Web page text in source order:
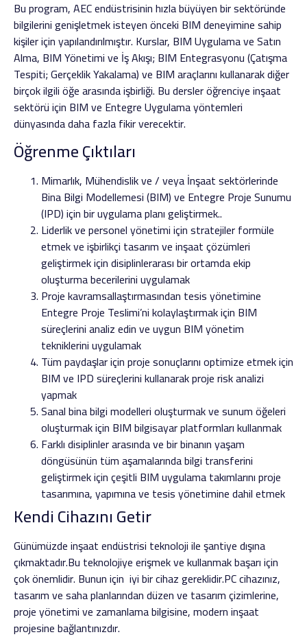
Bu program, AEC endüstrisinin hızla büyüyen bir sektöründe
bilgilerini genişletmek isteyen önceki BIM deneyimine sahip
kişiler için yapılandırılmıştır. Kurslar, BIM Uygulama ve Satın
Alma, BIM Yönetimi ve İş Akışı; BIM Entegrasyonu (Çatışma
Tespiti; Gerçeklik Yakalama) ve BIM araçlarını kullanarak diğer
birçok ilgili öğe arasında işbirliği. Bu dersler öğrenciye inşaat
sektörü için BIM ve Entegre Uygulama yöntemleri
dünyasında daha fazla fikir verecektir.
Öğrenme Çıktıları
Mimarlık, Mühendislik ve / veya İnşaat sektörlerinde
Bina Bilgi Modellemesi (BIM) ve Entegre Proje Sunumu
(IPD) için bir uygulama planı geliştirmek..
Liderlik ve personel yönetimi için stratejiler formüle
etmek ve işbirlikçi tasarım ve inşaat çözümleri
geliştirmek için disiplinlerarası bir ortamda ekip
oluşturma becerilerini uygulamak
Proje kavramsallaştırmasından tesis yönetimine
Entegre Proje Teslimi’ni kolaylaştırmak için BIM
süreçlerini analiz edin ve uygun BIM yönetim
tekniklerini uygulamak
Tüm paydaşlar için proje sonuçlarını optimize etmek için
BIM ve IPD süreçlerini kullanarak proje risk analizi
yapmak
Sanal bina bilgi modelleri oluşturmak ve sunum öğeleri
oluşturmak için BIM bilgisayar platformları kullanmak
Farklı disiplinler arasında ve bir binanın yaşam
döngüsünün tüm aşamalarında bilgi transferini
geliştirmek için çeşitli BIM uygulama takımlarını proje
tasarımına, yapımına ve tesis yönetimine dahil etmek
Kendi Cihazını Getir
Günümüzde inşaat endüstrisi teknoloji ile şantiye dışına
çıkmaktadır.Bu teknolojiye erişmek ve kullanmak başarı için
çok önemlidir. Bunun için iyi bir cihaz gereklidir.PC cihazınız,
tasarım ve saha planlarından düzen ve tasarım çizimlerine,
proje yönetimi ve zamanlama bilgisine, modern inşaat
projesine bağlantınızdır.